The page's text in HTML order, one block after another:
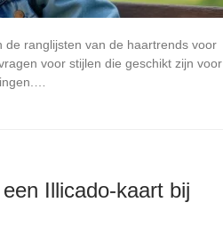
ranglijsten van de haartrends voor
voor stijlen die geschikt zijn voor
Illicado-kaart bij